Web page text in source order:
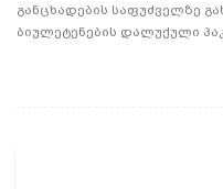
განცხადების საფუძველზე
ბიულეტენების დალუქული